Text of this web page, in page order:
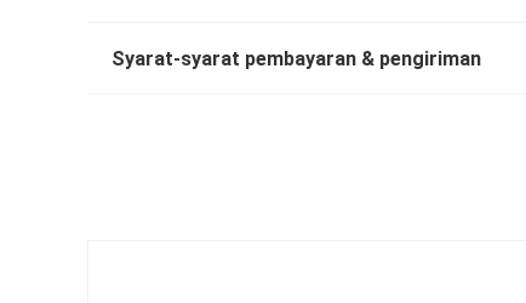
Syarat-syarat pembayaran & pengiriman